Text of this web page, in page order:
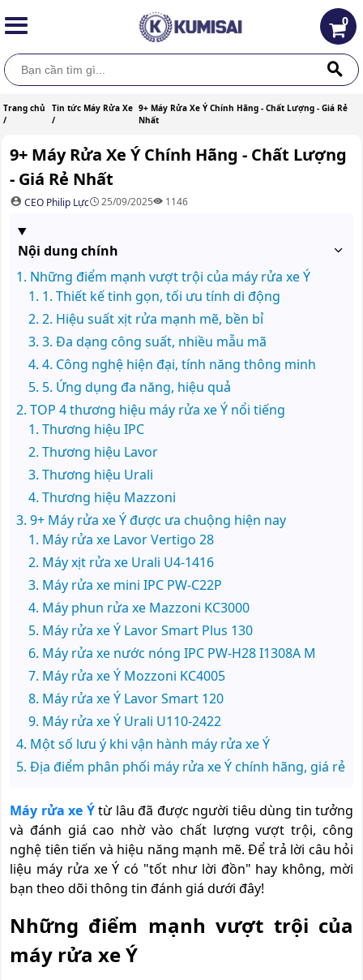
0
Trang chủ
/
Tin tức Máy Rửa Xe
/
9+ Máy Rửa Xe Ý Chính Hãng - Chất Lượng - Giá Rẻ
Nhất
9+ Máy Rửa Xe Ý Chính Hãng - Chất Lượng
- Giá Rẻ Nhất
CEO Philip Lực 25/09/2025 1146
Nội dung chính
Những điểm mạnh vượt trội của máy rửa xe Ý
1. Thiết kế tinh gọn, tối ưu tính di động
2. Hiệu suất xịt rửa mạnh mẽ, bền bỉ
3. Đa dạng công suất, nhiều mẫu mã
4. Công nghệ hiện đại, tính năng thông minh
5. Ứng dụng đa năng, hiệu quả
TOP 4 thương hiệu máy rửa xe Ý nổi tiếng
Thương hiệu IPC
Thương hiệu Lavor
Thương hiệu Urali
Thương hiệu Mazzoni
9+ Máy rửa xe Ý được ưa chuộng hiện nay
Máy rửa xe Lavor Vertigo 28
Máy xịt rửa xe Urali U4-1416
Máy rửa xe mini IPC PW-C22P
Máy phun rửa xe Mazzoni KC3000
Máy rửa xe Ý Lavor Smart Plus 130
Máy rửa xe nước nóng IPC PW-H28 I1308A M
Máy rửa xe Ý Mozzoni KC4005
Máy rửa xe Ý Lavor Smart 120
Máy rửa xe Ý Urali U110-2422
Một số lưu ý khi vận hành máy rửa xe Ý
Địa điểm phân phối máy rửa xe Ý chính hãng, giá rẻ
Máy rửa xe Ýtừ lâu đã được người tiêu dùng tin tưởng
và đánh giá cao nhờ vào chất lượng vượt trội, công
nghệ tiên tiến và hiệu năng mạnh mẽ. Để trả lời câu hỏi
liệu máy rửa xe Ý có "tốt như lời đồn" hay không, mời
bạn theo dõi thông tin đánh giá dưới đây!
Những điểm mạnh vượt trội của
máy rửa xe Ý